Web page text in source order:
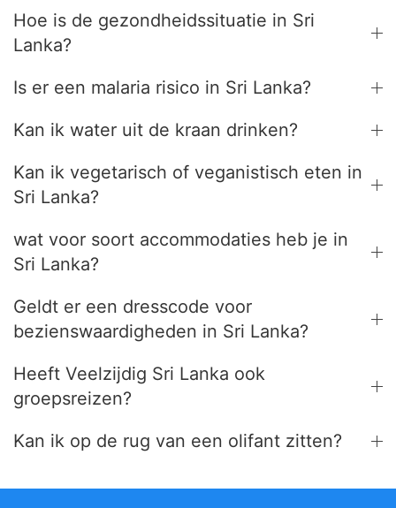
Hoe is de gezondheidssituatie in Sri
Lanka?
Is er een malaria risico in Sri Lanka?
Kan ik water uit de kraan drinken?
Kan ik vegetarisch of veganistisch eten in
Sri Lanka?
wat voor soort accommodaties heb je in
Sri Lanka?
Geldt er een dresscode voor
bezienswaardigheden in Sri Lanka?
Heeft Veelzijdig Sri Lanka ook
groepsreizen?
Kan ik op de rug van een olifant zitten?